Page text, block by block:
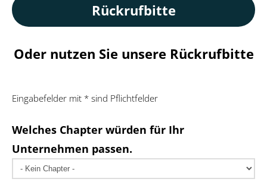
Rückrufbitte
Oder nutzen Sie unsere Rückrufbitte
Eingabefelder mit * sind Pflichtfelder
Welches Chapter würden für Ihr
Unternehmen passen.